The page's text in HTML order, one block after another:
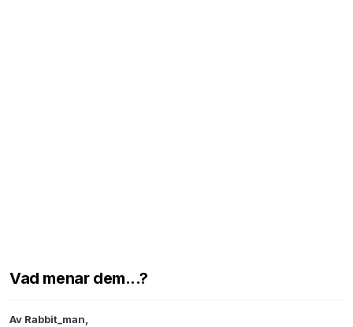
Vad menar dem...?
Av Rabbit_man,